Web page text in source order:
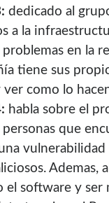
dedicado al
a la
en la
tiene sus
ver como lo
habla sobre el
personas que
Ademas,
el software y ser